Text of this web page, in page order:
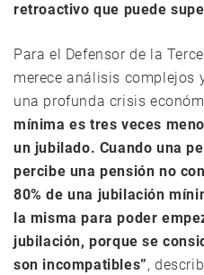
retroactivo que puede
Para el Defensor de la
merece análisis complejos
una profunda crisis
mínima es tres veces
un jubilado. Cuando una
percibe una pensión no
80% de una jubilación
la misma para poder
jubilación, porque se
son incompatibles”,